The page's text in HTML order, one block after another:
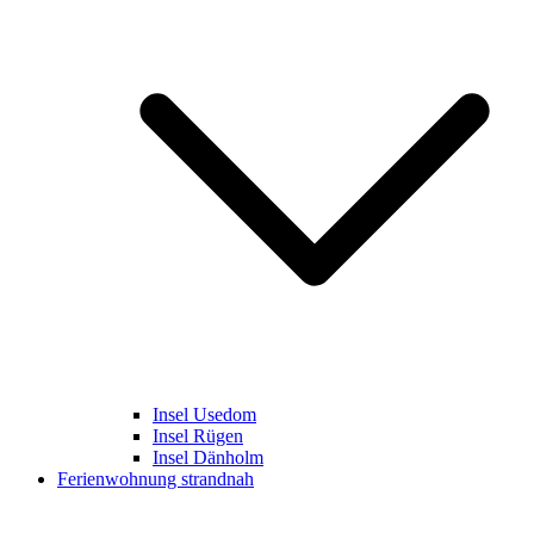
Insel Usedom
Insel Rügen
Insel Dänholm
Ferienwohnung strandnah